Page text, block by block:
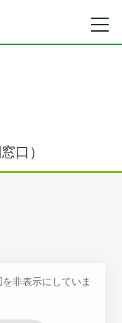
口）
非表示にしていま